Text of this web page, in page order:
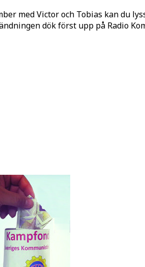
med Victor och Tobias kan du
dök först upp på Radio